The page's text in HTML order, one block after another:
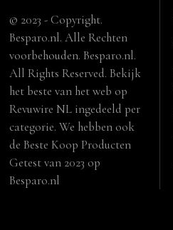
© 2023 - Copyright.
Besparo.nl. Alle Rechten
voorbehouden. Besparo.nl.
All Rights Reserved. Bekijk
het beste van het web op
Revuwire NL ingedeeld per
categorie. We hebben ook
deBeste Koop Producten
Getest van 2023 op
Besparo.nl